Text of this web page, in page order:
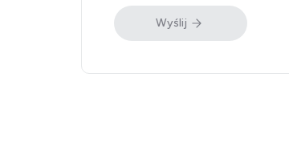
Wyślij